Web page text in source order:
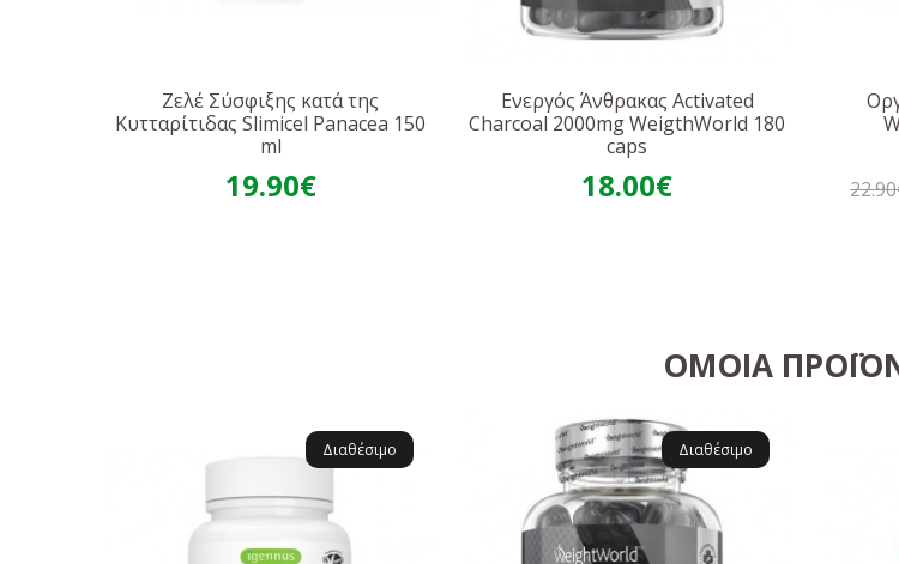
Ζελέ Σύσφιξης κατά της
Κυτταρίτιδας Slimicel Panacea 150
ml
19.90€
Ενεργός Άνθρακας Activated
Charcoal 2000mg WeigthWorld 180
caps
18.00€
ΌΜΟΙΑ
Διαθέσιμο Διαθέσιμο